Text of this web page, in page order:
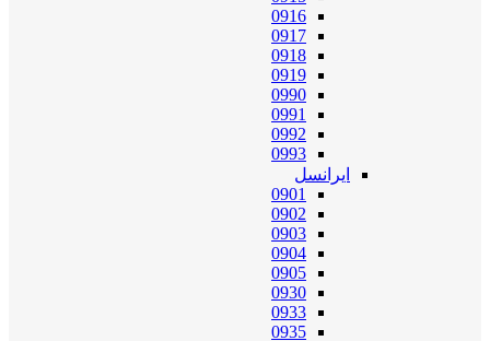
0916
0917
0918
0919
0990
0991
0992
0993
ایرانسل
0901
0902
0903
0904
0905
0930
0933
0935